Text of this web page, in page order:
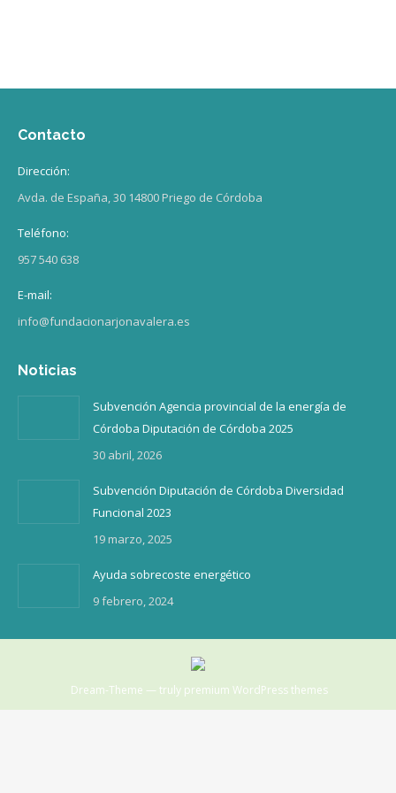
Contacto
Dirección:
Avda. de España, 30 14800 Priego de Córdoba
Teléfono:
957 540 638
E-mail:
info@fundacionarjonavalera.es
Noticias
Subvención Agencia provincial de la energía de
Córdoba Diputación de Córdoba 2025
30 abril, 2026
Subvención Diputación de Córdoba Diversidad
Funcional 2023
19 marzo, 2025
Ayuda sobrecoste energético
9 febrero, 2024
Dream-Theme — truly premium WordPress themes